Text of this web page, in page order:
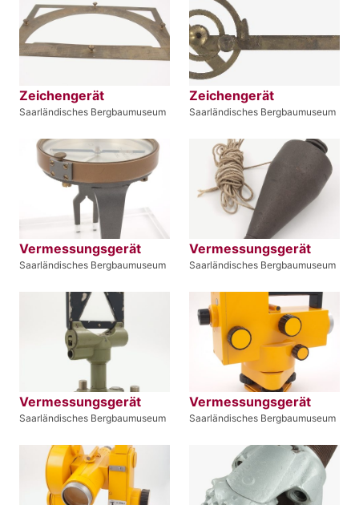
Zeichengerät
Saarländisches Bergbaumuseum
Zeichengerät
Saarländisches Bergbaumuseum
Vermessungsgerät
Saarländisches Bergbaumuseum
Vermessungsgerät
Saarländisches Bergbaumuseum
Vermessungsgerät
Saarländisches Bergbaumuseum
Vermessungsgerät
Saarländisches Bergbaumuseum